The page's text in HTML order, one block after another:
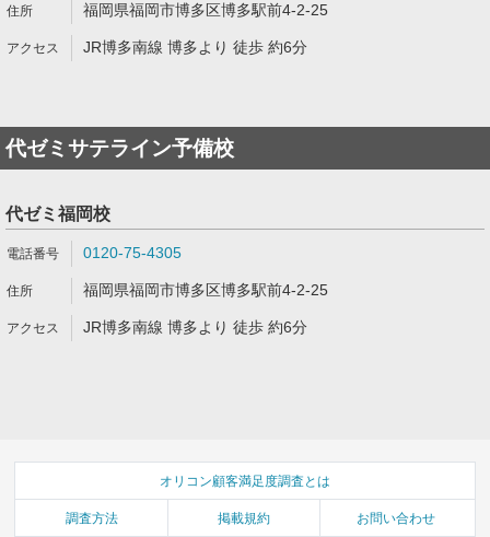
福岡県福岡市博多区博多駅前4-2-25
JR博多南線 博多より 徒歩 約6分
代ゼミサテライン予備校
代ゼミ福岡校
0120-75-4305
福岡県福岡市博多区博多駅前4-2-25
JR博多南線 博多より 徒歩 約6分
オリコン顧客満足度調査とは
調査方法 掲載規約 お問い合わせ